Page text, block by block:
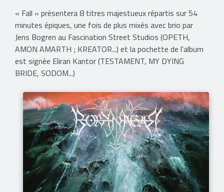
« Fall » présentera 8 titres majestueux répartis sur 54
minutes épiques, une fois de plus mixés avec brio par
Jens Bogren au Fascination Street Studios (OPETH,
AMON AMARTH ; KREATOR...) et la pochette de l'album
est signée Eliran Kantor (TESTAMENT, MY DYING
BRIDE, SODOM...)